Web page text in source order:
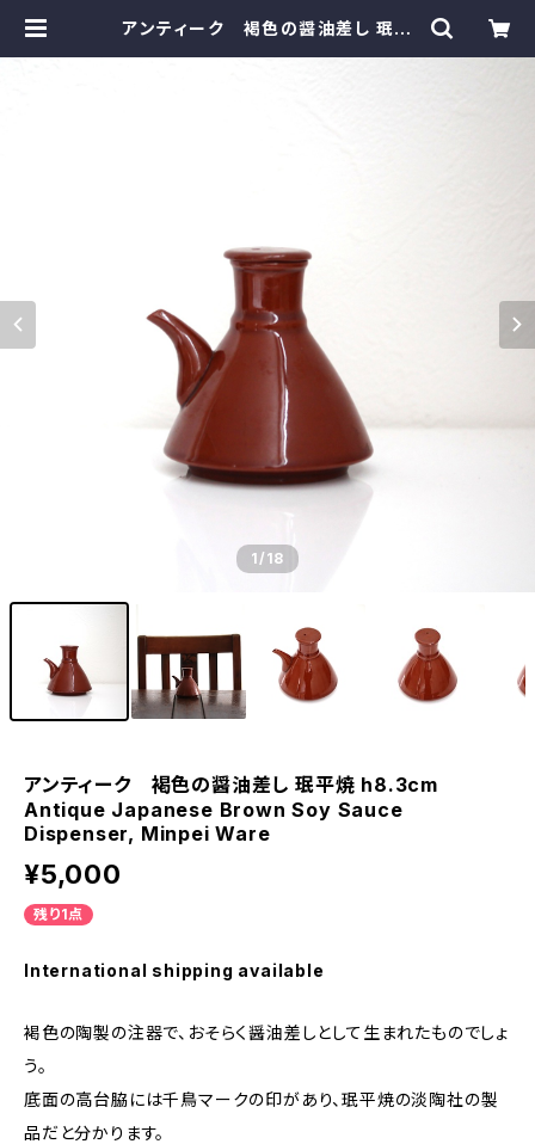
アンティーク 褐色の醤油差し 珉平
1/18
アンティーク 褐色の醤油差し 珉平焼 h8.3cm
Antique Japanese Brown Soy Sauce
Dispenser, Minpei Ware
¥5,000
残り1点
International shipping available
褐色の陶製の注器で、おそらく醤油差しとして生まれたものでしょ
う。
底面の高台脇には千鳥マークの印があり、珉平焼の淡陶社の製
品だと分かります。